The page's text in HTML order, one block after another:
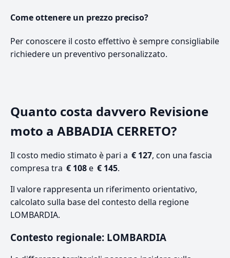
Come ottenere un prezzo preciso?
Per conoscere il costo effettivo è sempre consigliabile
richiedere un preventivo personalizzato.
Quanto costa davvero Revisione
moto a ABBADIA CERRETO?
Il costo medio stimato è pari a € 127, con una fascia
compresa tra € 108e € 145.
Il valore rappresenta un riferimento orientativo,
calcolato sulla base del contesto della regione
LOMBARDIA.
Contesto regionale: LOMBARDIA